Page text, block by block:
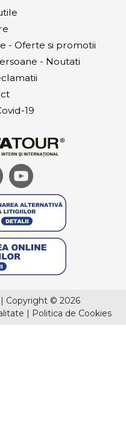
- Oferte si promotii
- Noutati
19
| Copyright © 2026
| Politica de Cookies